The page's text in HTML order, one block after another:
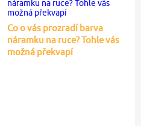
Co o vás prozradí barva
náramku na ruce? Tohle vás
možná překvapí